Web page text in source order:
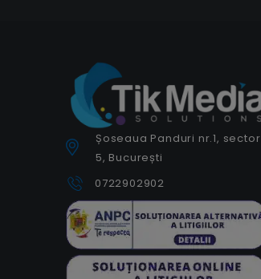
Șoseaua Panduri nr.1, sector
5, București
0722902902